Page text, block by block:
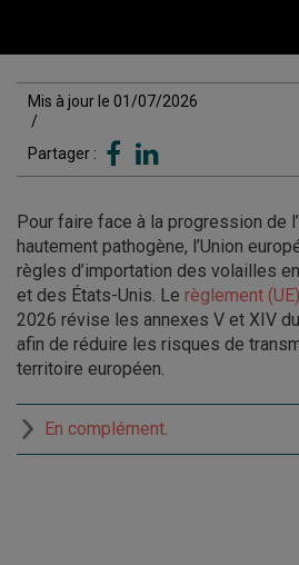
Mis à jour le 01/07/2026
/
Partager :
Pour faire face à la progression de
hautement pathogène, l’Union
règles d’importation des volailles
et des États-Unis. Le règlement
2026 révise les annexes V et XIV
afin de réduire les risques de
territoire européen.
En complément.